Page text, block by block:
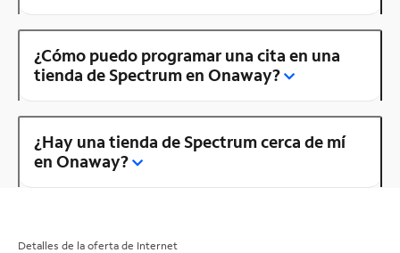
¿Cómo puedo programar una cita en una
tienda de Spectrum en Onaway?
¿Hay una tienda de Spectrum cerca de mí
en Onaway?
Detalles de la oferta de Internet